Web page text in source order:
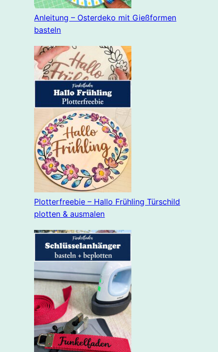
Anleitung – Osterdeko mit Gießformen
basteln
Plotterfreebie – Hallo Frühling Türschild
plotten & ausmalen